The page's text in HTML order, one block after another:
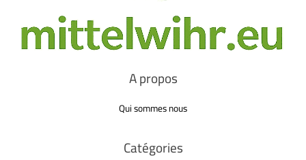
A propos
Qui sommes nous
Catégories